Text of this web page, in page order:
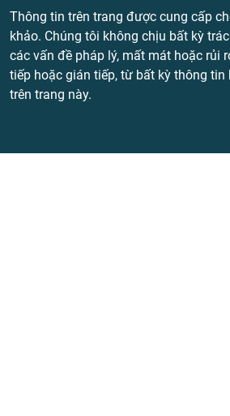
Thông tin trên trang được cung cấp
khảo. Chúng tôi không chịu bất kỳ
các vấn đề pháp lý, mất mát hoặc rủi
tiếp hoặc gián tiếp, từ bất kỳ thông tin
trên trang này.